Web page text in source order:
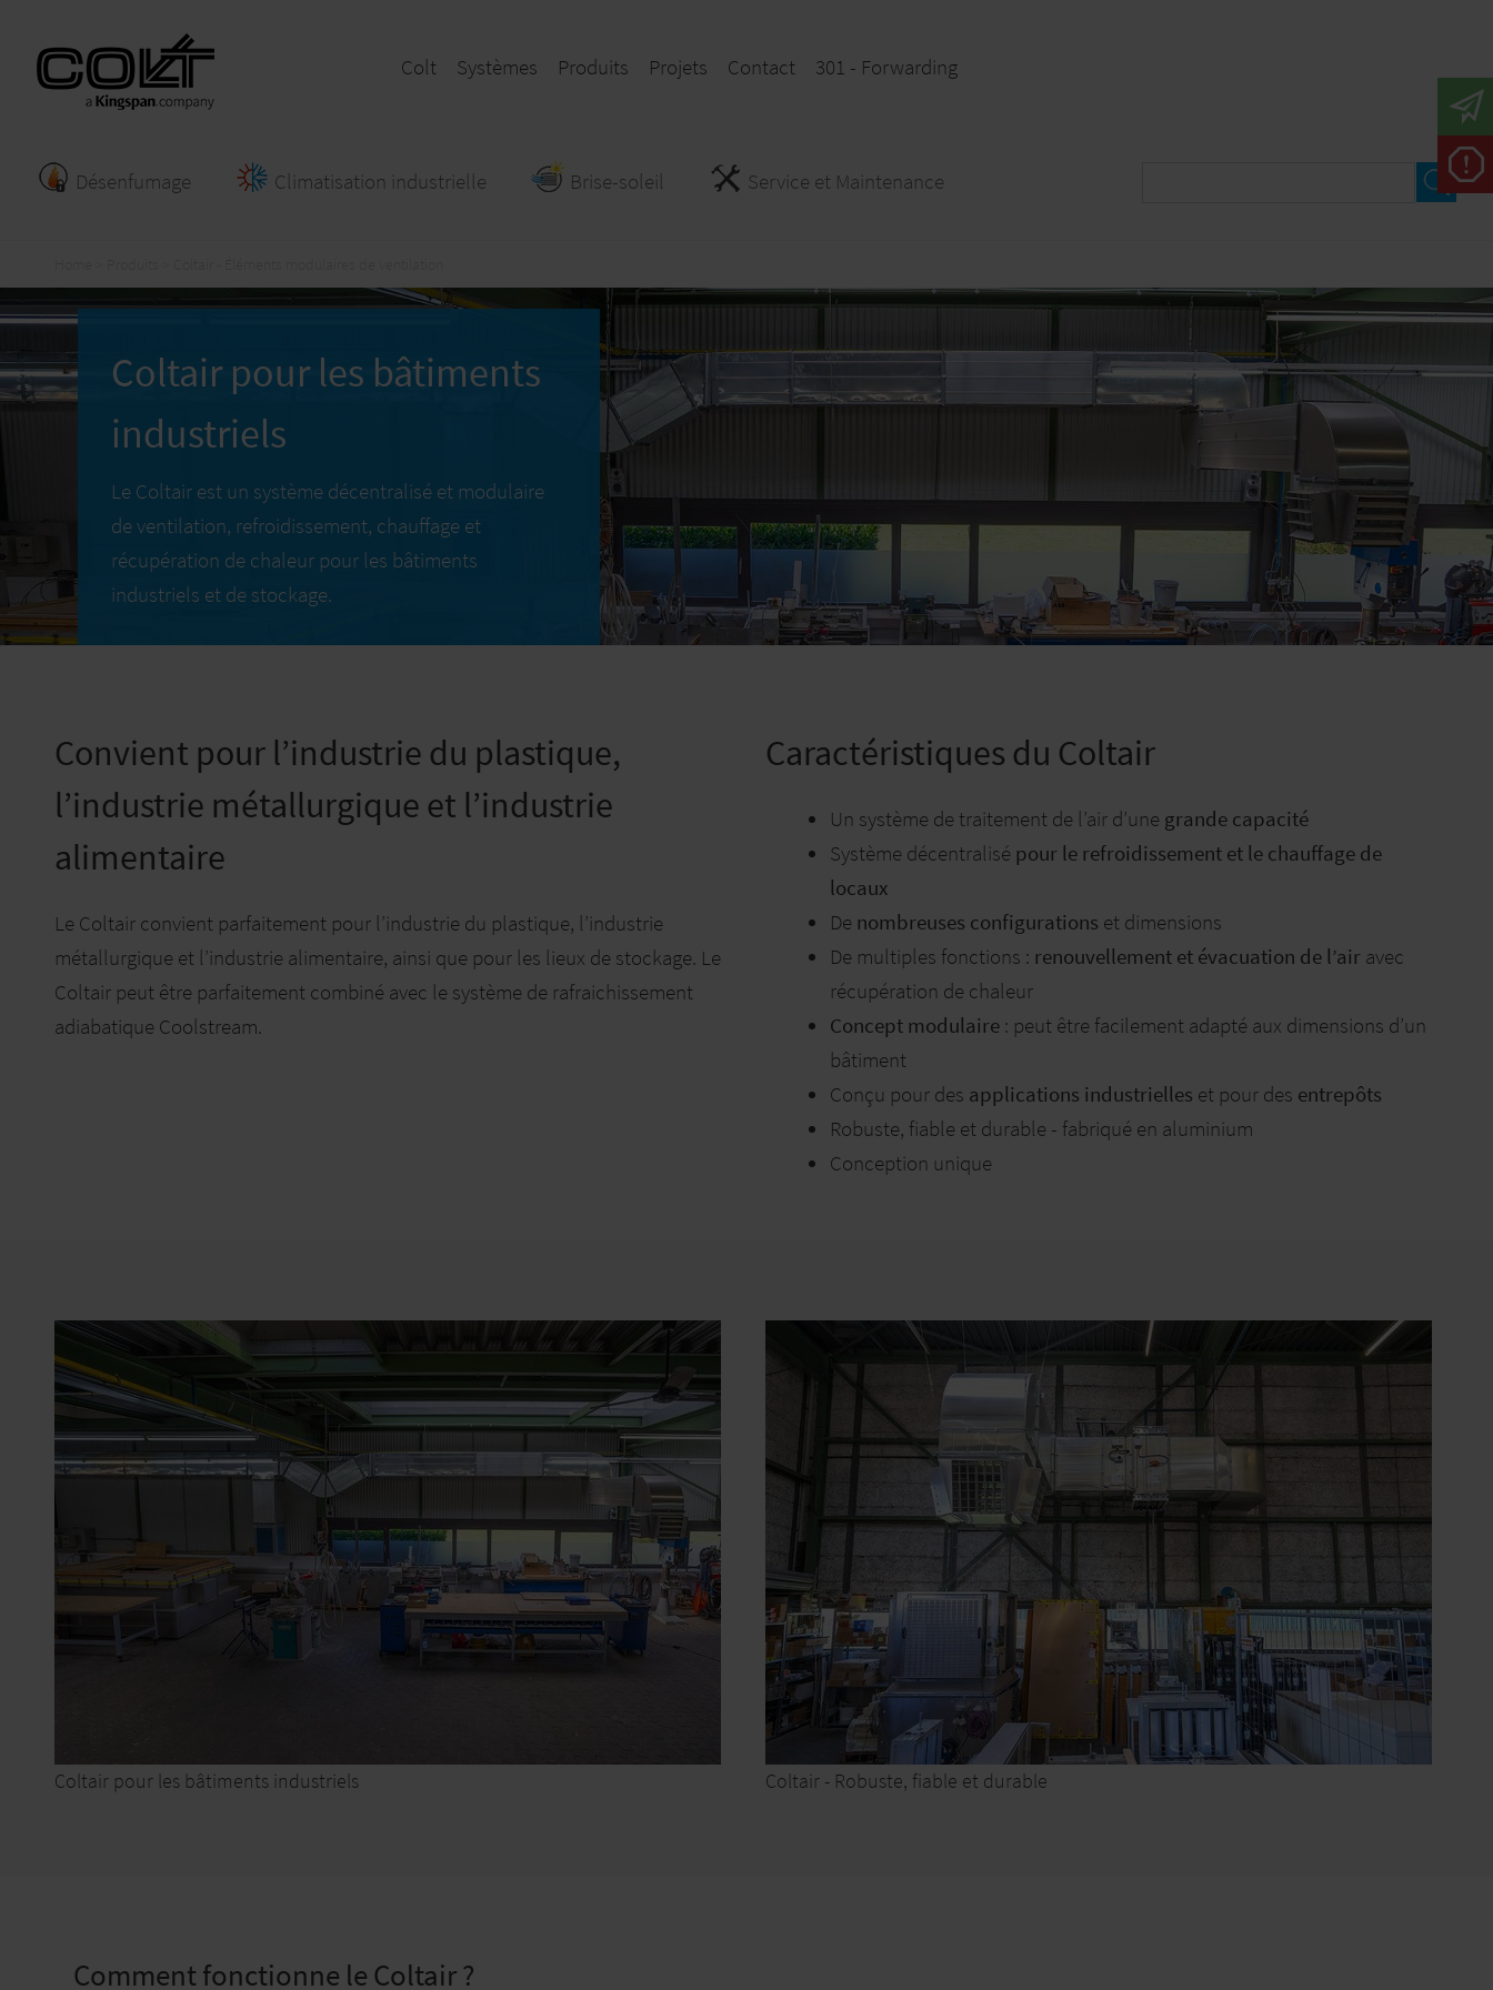
Colt Systèmes Produits Projets Contact 301 - Forwarding
Désenfumage Climatisation industrielle Brise-soleil Service et Maintenance
Coltair pour les bâtiments
industriels
Le Coltair est un système décentralisé et modulaire
de ventilation, refroidissement, chauffage et
récupération de chaleur pour les bâtiments
industriels et de stockage.
Convient pour l’industrie du plastique,
l’industrie métallurgique et l’industrie
alimentaire
Le Coltair convient parfaitement pour l’industrie du plastique, l’industrie
métallurgique et l’industrie alimentaire, ainsi que pour les lieux de stockage. Le
Coltair peut être parfaitement combiné avec le système de rafraichissement
adiabatique Coolstream.
Caractéristiques du Coltair
Un système de traitement de l’air d’une grande capacité
Système décentralisé pour le refroidissement et le chauffage de
locaux
De nombreuses configurations et dimensions
De multiples fonctions : renouvellement et évacuation de l’airavec
récupération de chaleur
Concept modulaire: peut être facilement adapté aux dimensions d’un
bâtiment
Conçu pour des applications industrielles et pour des entrepôts
Robuste, fiable et durable - fabriqué en aluminium
Conception unique
Coltair pour les bâtiments industriels Coltair - Robuste, fiable et durable
Comment fonctionne le Coltair ?